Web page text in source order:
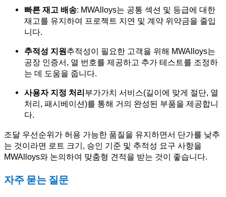
빠른 재고 배송: MWAlloys는 공통 섹션 및 등급에 대한
재고를 유지하여 프로젝트 지연 및 계약 위약금을 줄입
니다.
추적성 지원추적성이 필요한 고객을 위해 MWAlloys는
공장 인증서, 열 번호를 제공하고 추가 테스트를 조정하
는 데 도움을 줍니다.
사용자 지정 처리 부가가치 서비스(길이에 맞게 절단, 열
처리, 패시베이션)를 통해 거의 완성된 부품을 제공합니
다.
조달 우선순위가 허용 가능한 품질을 유지하면서 단가를 낮추
는 것이라면 로트 크기, 승인 기준 및 추적성 요구 사항을
MWAlloys와 논의하여 맞춤형 견적을 받는 것이 좋습니다.
자주 묻는 질문